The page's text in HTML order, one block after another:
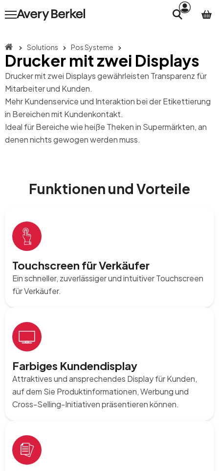
Solutions Pos Systeme
Drucker mit zwei Displays
Drucker mit zwei Displays gewährleisten Transparenz für
Mitarbeiter und Kunden.
Mehr Kundenservice und Interaktion bei der Etikettierung
in Bereichen mit Kundenkontakt.
Ideal für Bereiche wie heiße Theken in Supermärkten, an
denen nichts gewogen werden muss.
Funktionen und Vorteile
Touchscreen für Verkäufer
Ein schneller, zuverlässiger und intuitiver Touchscreen
für Verkäufer.
Farbiges Kundendisplay
Attraktives und ansprechendes Display für Kunden,
auf dem Sie Produktinformationen, Werbung und
Cross-Selling-Initiativen präsentieren können.